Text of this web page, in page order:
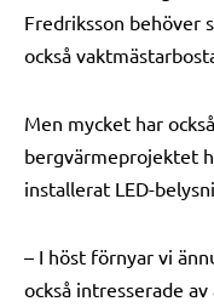
Fredriksson behöver
också
Men mycket har
bergvärmeprojektet
installerat LED-
– I höst förnyar vi
också intresserade